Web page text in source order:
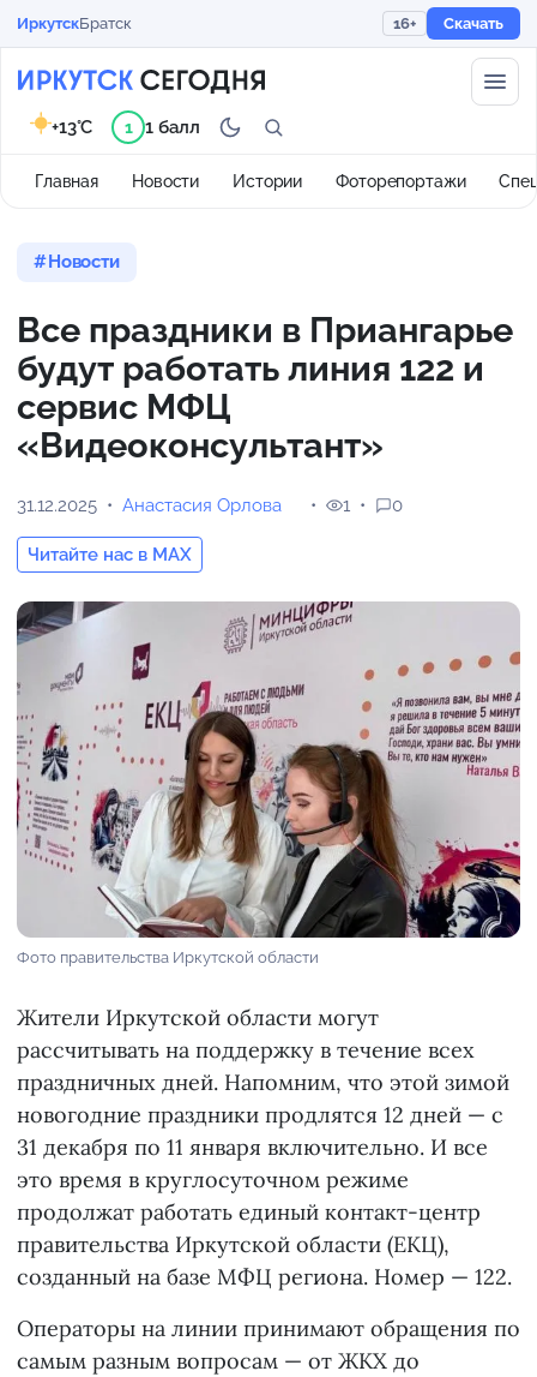
ИркутскБратск 16+ Скачать
Главная Новости Истории Фоторепортажи
+13°C 1 1 балл
Новости
Все праздники в Приангарье
будут работать линия 122 и
сервис МФЦ
«Видеоконсультант»
31.12.2025 Анастасия Орлова
Читайте нас в MAX
1 0
Фото правительства Иркутской области
Жители Иркутской области могут
рассчитывать на поддержку в течение всех
праздничных дней. Напомним, что этой зимой
новогодние праздники продлятся 12 дней — с
31 декабря по 11 января включительно. И все
это время в круглосуточном режиме
продолжат работать единый контакт-центр
правительства Иркутской области (ЕКЦ),
созданный на базе МФЦ региона. Номер — 122.
Операторы на линии принимают обращения по
самым разным вопросам — от ЖКХ до